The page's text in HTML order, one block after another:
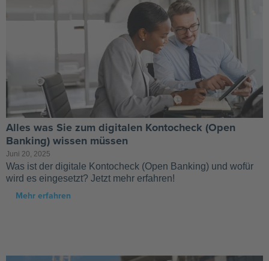
Alles was Sie zum digitalen Kontocheck (Open
Banking) wissen müssen
Juni 20, 2025
Was ist der digitale Kontocheck (Open Banking) und wofür
wird es eingesetzt? Jetzt mehr erfahren!
Mehr erfahren